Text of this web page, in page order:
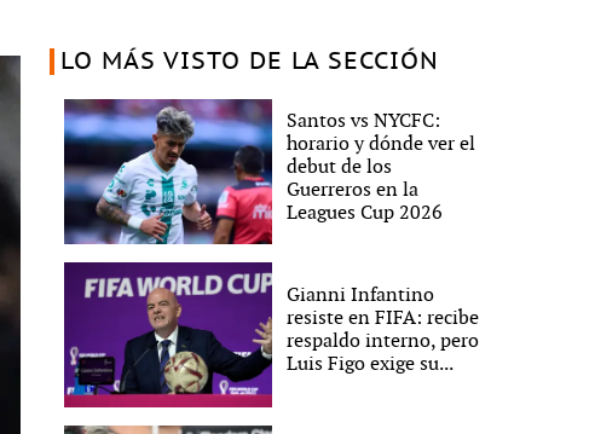
LO MÁS VISTO DE LA SECCIÓN
Santos vs NYCFC:
horario y dónde ver el
debut de los
Guerreros en la
Leagues Cup 2026
Gianni Infantino
resiste en FIFA: recibe
respaldo interno, pero
Luis Figo exige su...